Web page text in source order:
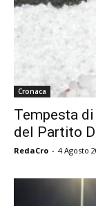
Cronaca
Tempesta
del Partito
RedaCro - 4 Agosto